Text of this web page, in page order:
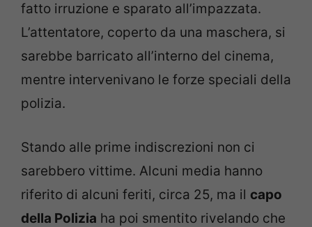
fatto irruzione e sparato all’impazzata.
L’attentatore, coperto da una maschera, si
sarebbe barricato all’interno del cinema,
mentre intervenivano le forze speciali della
polizia.
Stando alle prime indiscrezioni non ci
sarebbero vittime. Alcuni media hanno
riferito di alcuni feriti, circa 25, ma il capo
della Polizia ha poi smentito rivelando che